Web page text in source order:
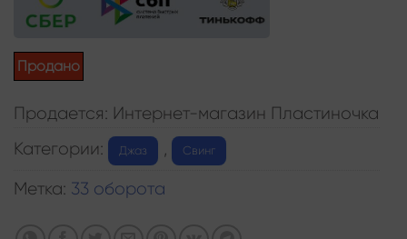
Продано
Продается: Интернет-магазин Пластиночка
Категории:
Джаз Свинг
Метка: 33 оборота